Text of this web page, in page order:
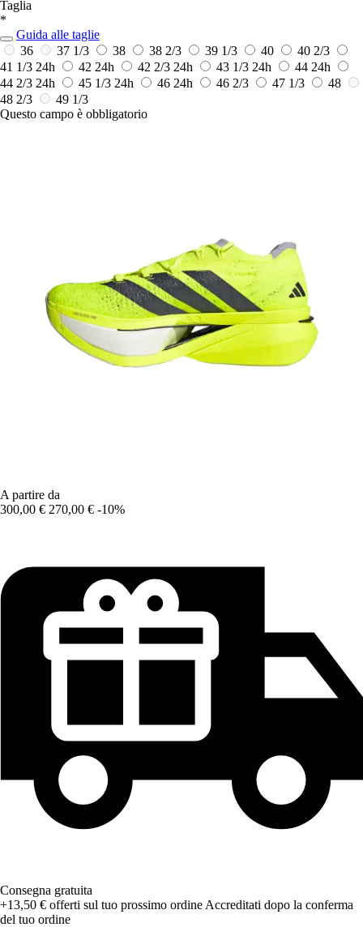
Taglia
*
Guida alle taglie
36
37 1/3 38 38 2/3 39 1/3 40
40 2/3
41 1/3 24h 42 24h 42 2/3 24h 43 1/3 24h 44 24h
44 2/3 24h 45 1/3 24h 46 24h 46 2/3 47 1/3
48
48 2/3
49 1/3
Questo campo è obbligatorio
A partire da
300,00 € 270,00 € -10%
Consegna gratuita
+13,50 € offerti sul tuo prossimo ordine Accreditati dopo la conferma
del tuo ordine